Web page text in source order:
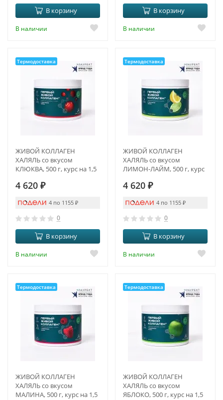
В корзину
В наличии
В корзину
В наличии
Термодоставка
ЖИВОЙ КОЛЛАГЕН
ХАЛЯЛЬ со вкусом
КЛЮКВА, 500 г, курс на 1,5
4 620 ₽
4 по 1155 ₽
0
В корзину
В наличии
Термодоставка
ЖИВОЙ КОЛЛАГЕН
ХАЛЯЛЬ со вкусом
ЛИМОН-ЛАЙМ, 500 г, курс
4 620 ₽
4 по 1155 ₽
0
В корзину
В наличии
Термодоставка
ЖИВОЙ КОЛЛАГЕН
ХАЛЯЛЬ со вкусом
МАЛИНА, 500 г, курс на 1,5
Термодоставка
ЖИВОЙ КОЛЛАГЕН
ХАЛЯЛЬ со вкусом
ЯБЛОКО, 500 г, курс на 1,5